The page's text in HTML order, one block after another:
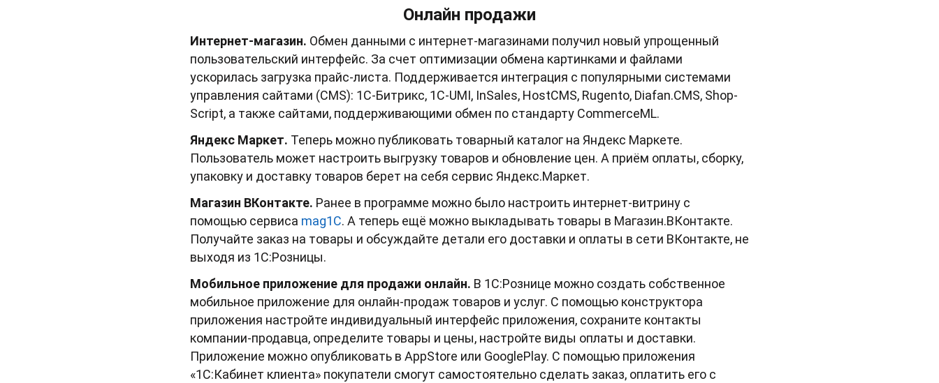
Онлайн продажи
Интернет-магазин. Обмен данными с интернет-магазинами получил новый упрощенный
пользовательский интерфейс. За счет оптимизации обмена картинками и файлами
ускорилась загрузка прайс-листа. Поддерживается интеграция с популярными системами
управления сайтами (CMS): 1С-Битрикс, 1C-UMI, InSales, HostCMS, Rugento, Diafan.CMS, Shop-
Script, а также сайтами, поддерживающими обмен по стандарту CommerceML.
Яндекс Маркет. Теперь можно публиковать товарный каталог на Яндекс Маркете.
Пользователь может настроить выгрузку товаров и обновление цен. А приём оплаты, сборку,
упаковку и доставку товаров берет на себя сервис Яндекс.Маркет.
Магазин ВКонтакте. Ранее в программе можно было настроить интернет-витрину с
помощью сервиса mag1C. А теперь ещё можно выкладывать товары в Магазин.ВКонтакте.
Получайте заказ на товары и обсуждайте детали его доставки и оплаты в сети ВКонтакте, не
выходя из 1С:Розницы.
Мобильное приложение для продажи онлайн. В 1С:Рознице можно создать собственное
мобильное приложение для онлайн-продаж товаров и услуг. С помощью конструктора
приложения настройте индивидуальный интерфейс приложения, сохраните контакты
компании-продавца, определите товары и цены, настройте виды оплаты и доставки.
Приложение можно опубликовать в AppStore или GooglePlay. С помощью приложения
«1С:Кабинет клиента» покупатели смогут самостоятельно сделать заказ, оплатить его с